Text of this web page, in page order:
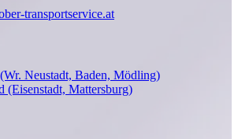
transportservice.at
Neustadt, Baden, Mödling)
(Eisenstadt, Mattersburg)